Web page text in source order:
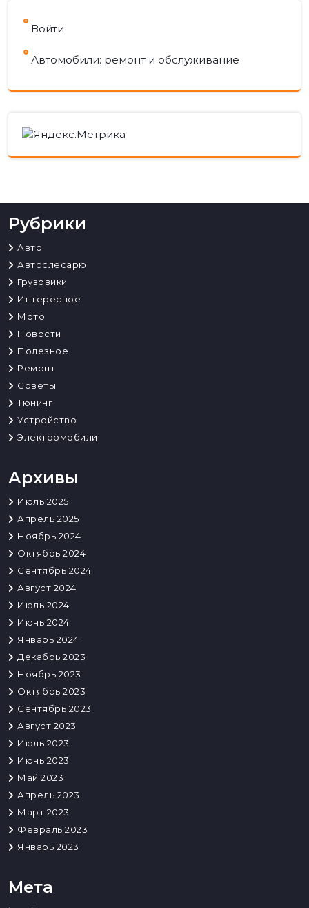
Войти
Автомобили: ремонт и обслуживание
Рубрики
Авто
Автослесарю
Грузовики
Интересное
Мото
Новости
Полезное
Ремонт
Советы
Тюнинг
Устройство
Электромобили
Архивы
Июль 2025
Апрель 2025
Ноябрь 2024
Октябрь 2024
Сентябрь 2024
Август 2024
Июль 2024
Июнь 2024
Январь 2024
Декабрь 2023
Ноябрь 2023
Октябрь 2023
Сентябрь 2023
Август 2023
Июль 2023
Июнь 2023
Май 2023
Апрель 2023
Март 2023
Февраль 2023
Январь 2023
Мета